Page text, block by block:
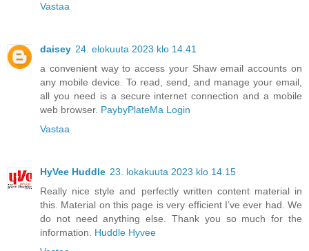
Vastaa
daisey 24. elokuuta 2023 klo 14.41
a convenient way to access your Shaw email accounts on
any mobile device. To read, send, and manage your email,
all you need is a secure internet connection and a mobile
web browser. PaybyPlateMa Login
Vastaa
HyVee Huddle 23. lokakuuta 2023 klo 14.15
Really nice style and perfectly written content material in
this. Material on this page is very efficient I’ve ever had. We
do not need anything else. Thank you so much for the
information. Huddle Hyvee